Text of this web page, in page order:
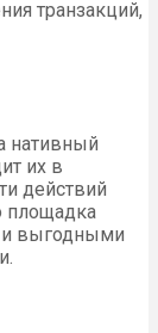
транзакций,
нативный
их в
действий
площадка
и выгодными